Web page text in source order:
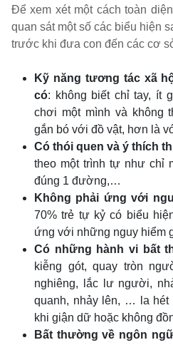
Để xem xét một cách toàn
quan sát một số các biểu hiện
trước khi đưa con đến các cơ
Kỹ năng tương tác xã
có: không biết chỉ tay, ít
chơi một mình và không
gắn bó với đồ vật, hơn là
Có thói quen và ý thích
theo một trình tự như chỉ
đúng 1 đường,…
Không phải ứng với
70% trẻ tự kỷ có biểu
ứng với những nguy hiểm
Có những hành vi bất
kiễng gót, quay tròn
nghiêng, lắc lư người,
quanh, nhảy lên, … la
khi giận dữ hoặc không
Bất thường về ngôn